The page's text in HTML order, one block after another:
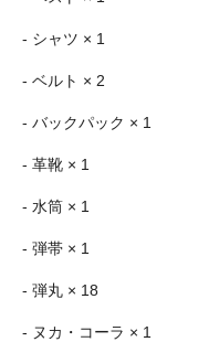
- シャツ × 1
- ベルト × 2
- バックパック × 1
- 革靴 × 1
- 水筒 × 1
- 弾帯 × 1
- 弾丸 × 18
- ヌカ・コーラ × 1